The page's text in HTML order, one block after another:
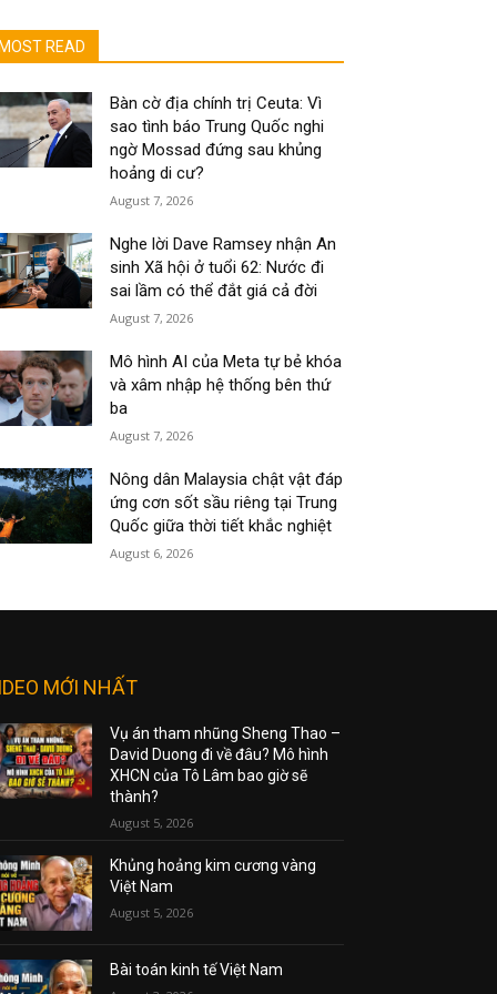
MOST READ
Bàn cờ địa chính trị Ceuta: Vì
sao tình báo Trung Quốc nghi
ngờ Mossad đứng sau khủng
hoảng di cư?
August 7, 2026
Nghe lời Dave Ramsey nhận An
sinh Xã hội ở tuổi 62: Nước đi
sai lầm có thể đắt giá cả đời
August 7, 2026
Mô hình AI của Meta tự bẻ khóa
và xâm nhập hệ thống bên thứ
ba
August 7, 2026
Nông dân Malaysia chật vật đáp
ứng cơn sốt sầu riêng tại Trung
Quốc giữa thời tiết khắc nghiệt
August 6, 2026
MỚI NHẤT
Vụ án tham nhũng Sheng Thao –
David Duong đi về đâu? Mô hình
XHCN của Tô Lâm bao giờ sẽ
thành?
August 5, 2026
Khủng hoảng kim cương vàng
Việt Nam
August 5, 2026
Bài toán kinh tế Việt Nam